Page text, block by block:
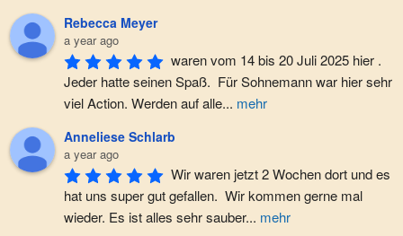
Rebecca Meyer
a year ago
waren vom 14 bis 20 Juli 2025 hier .
Jeder hatte seinen Spaß.  Für Sohnemann war hier sehr
viel Action. Werden auf alle... mehr
Anneliese Schlarb
a year ago
Wir waren jetzt 2 Wochen dort und es
hat uns super gut gefallen.  Wir kommen gerne mal
wieder. Es ist alles sehr sauber... mehr